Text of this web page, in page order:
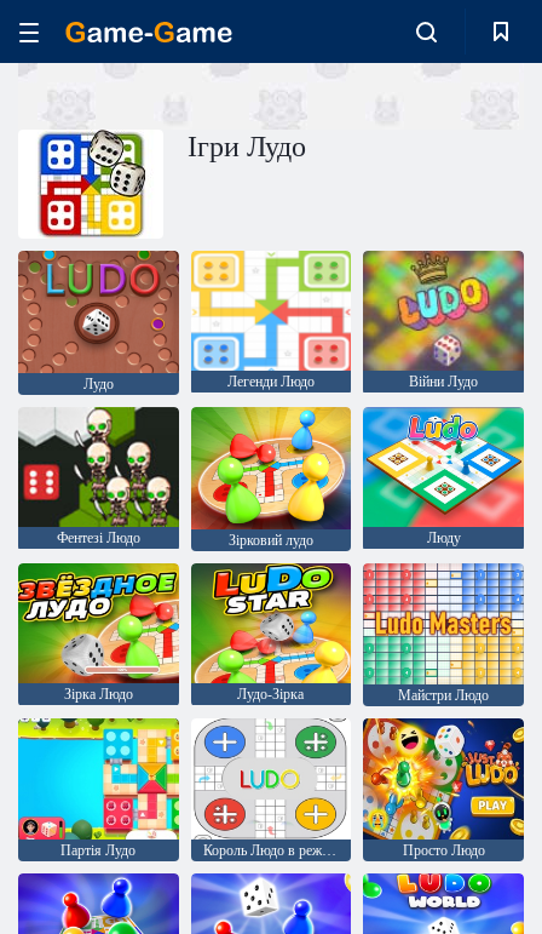
Ігри Лудо
Лудо Легенди Людо Війни Лудо
Фентезі Людо Зірковий лудо Люду
Зірка Людо Лудо-Зірка Майстри Людо
Партія Лудо Король Людо в режимі офлайн Просто Людо